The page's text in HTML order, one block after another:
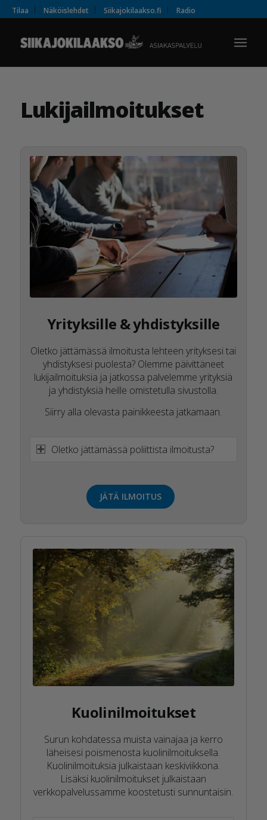
Tilaa Näköislehdet Siikajokilaakso.fi Radio
Lukijailmoitukset
Yrityksille & yhdistyksille
Oletko jättämässä ilmoitusta lehteen yrityksesi tai
yhdistyksesi puolesta? Olemme päivittäneet
lukijailmoituksia ja jatkossa palvelemme yrityksiä
ja yhdistyksiä heille omistetulla sivustolla.
Siirry alla olevasta painikkeesta jatkamaan.
Oletko jättämässä poliittista ilmoitusta?
JÄTÄ ILMOITUS
Kuolinilmoitukset
Surun kohdatessa muista vainajaa ja kerro
läheisesi poismenosta kuolinilmoituksella.
Kuolinilmoituksia julkaistaan keskiviikkona.
Lisäksi kuolinilmoitukset julkaistaan
verkkopalvelussamme koostetusti sunnuntaisin.